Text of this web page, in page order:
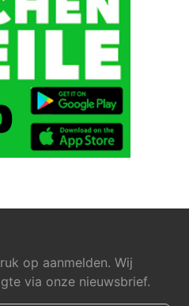
op aanmelden. Wij
via onze nieuwsbrief.